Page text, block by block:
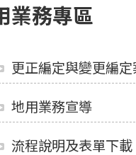
業務專區
更正編定與變更編
地用業務宣導
流程說明及表單下載